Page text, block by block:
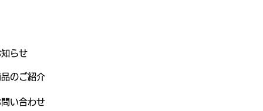
ミン
知らせ
品のご紹介
問い合わせ